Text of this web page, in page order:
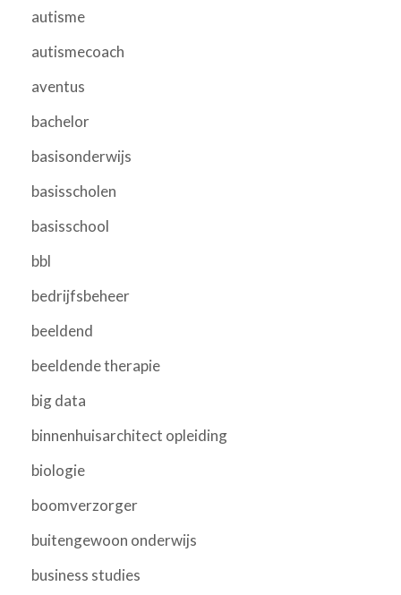
autisme
autismecoach
aventus
bachelor
basisonderwijs
basisscholen
basisschool
bbl
bedrijfsbeheer
beeldend
beeldende therapie
big data
binnenhuisarchitect opleiding
biologie
boomverzorger
buitengewoon onderwijs
business studies